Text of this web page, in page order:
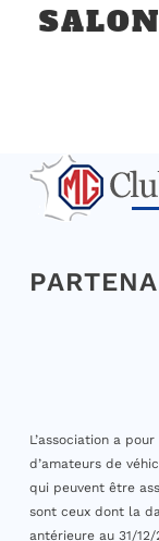
L’association a
d’amateurs de
qui peuvent être
sont ceux dont la
antérieure au 31/12/